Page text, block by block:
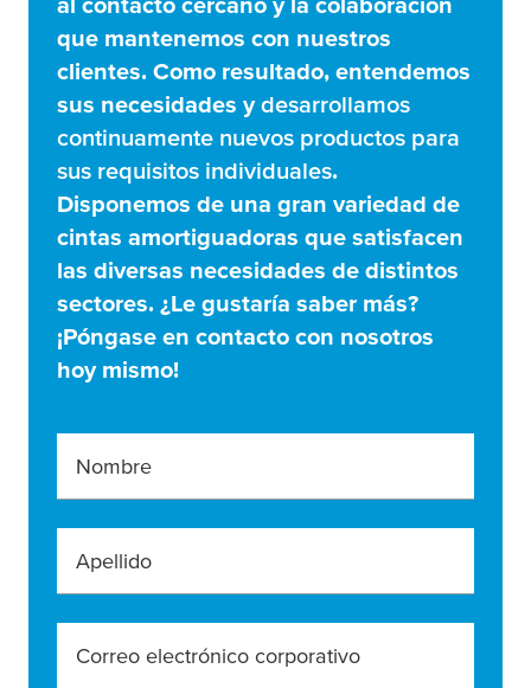
que mantenemos con nuestros
clientes. Como resultado, entendemos
sus necesidades ydesarrollamos
continuamente nuevos productos para
sus requisitos individuales.
Disponemos de una gran variedad de
cintas amortiguadoras que satisfacen
las diversas necesidades de distintos
sectores. ¿Le gustaría saber más?
¡Póngase en contacto con nosotros
hoy mismo!
Nombre
Apellido
Correo electrónico corporativo